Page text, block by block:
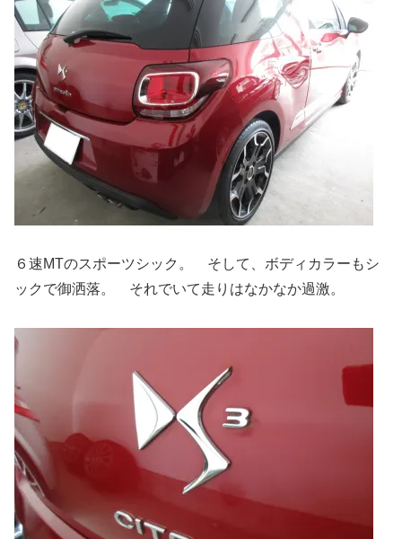
６速MTのスポーツシック。 そして、ボディカラーもシ
ックで御洒落。 それでいて走りはなかなか過激。